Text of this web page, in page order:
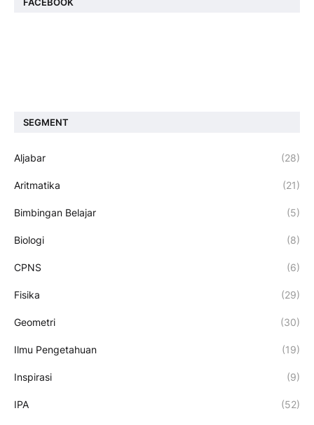
SEGMENT
Aljabar (28)
Aritmatika (21)
Bimbingan Belajar (5)
Biologi (8)
CPNS (6)
Fisika (29)
Geometri (30)
Ilmu Pengetahuan (19)
Inspirasi (9)
IPA (52)